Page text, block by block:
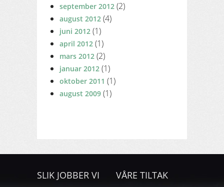
september 2012 (2)
august 2012 (4)
juni 2012 (1)
april 2012 (1)
mars 2012 (2)
januar 2012 (1)
oktober 2011 (1)
august 2009 (1)
SLIK JOBBER VI VÅRE TILTAK